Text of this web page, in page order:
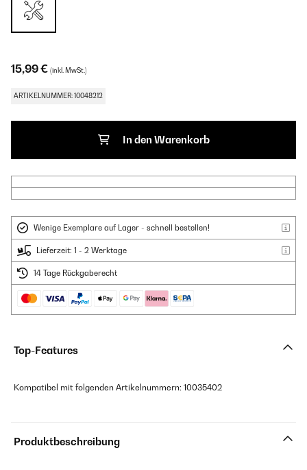
15,99 € (inkl. MwSt.)
ARTIKELNUMMER: 10048212
In den Warenkorb
Wenige Exemplare auf Lager - schnell bestellen!
Lieferzeit: 1 - 2 Werktage
14 Tage Rückgaberecht
Top-Features
Kompatibel mit folgenden Artikelnummern: 10035402
Produktbeschreibung